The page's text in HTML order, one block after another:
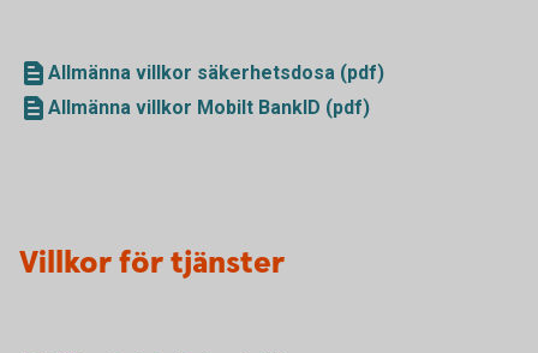
Allmänna villkor säkerhetsdosa (pdf)
Allmänna villkor Mobilt BankID (pdf)
Villkor för tjänster